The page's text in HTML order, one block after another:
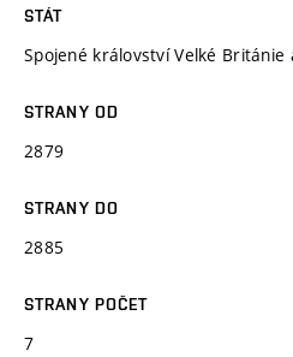
STÁT
Spojené království Velké Británie
STRANY OD
2879
STRANY DO
2885
STRANY POČET
7